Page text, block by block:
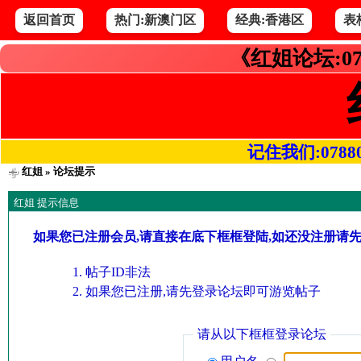
返回首页 热门:新澳门区 经典:香港区 表
《红姐论坛
记住我们
红姐» 论坛提示
红姐 提示信息
如果您已注册会员,请直接在底下框框登陆,如还没注册请
帖子ID非法
如果您已注册,请先登录论坛即可游览帖子
请从以下框框登录论坛